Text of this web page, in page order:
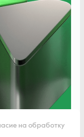
на обработку